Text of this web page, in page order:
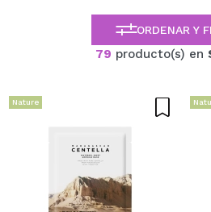
¿Olvidaste la contraseña?
ORDENAR Y
79 producto(s) en
Nature